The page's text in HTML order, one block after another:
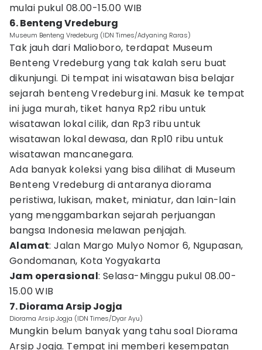
mulai pukul 08.00-15.00 WIB
6. Benteng Vredeburg
Museum Benteng Vredeburg (IDN Times/Adyaning Raras)
Tak jauh dari Malioboro, terdapat Museum
Benteng Vredeburg yang tak kalah seru buat
dikunjungi. Di tempat ini wisatawan bisa belajar
sejarah benteng Vredeburg ini. Masuk ke tempat
ini juga murah, tiket hanya Rp2 ribu untuk
wisatawan lokal cilik, dan Rp3 ribu untuk
wisatawan lokal dewasa, dan Rp10 ribu untuk
wisatawan mancanegara.
Ada banyak koleksi yang bisa dilihat di Museum
Benteng Vredeburg di antaranya diorama
peristiwa, lukisan, maket, miniatur, dan lain-lain
yang menggambarkan sejarah perjuangan
bangsa Indonesia melawan penjajah.
Alamat: Jalan Margo Mulyo Nomor 6, Ngupasan,
Gondomanan, Kota Yogyakarta
Jam operasional: Selasa-Minggu pukul 08.00-
15.00 WIB
7. Diorama Arsip Jogja
Diorama Arsip Jogja (IDN Times/Dyar Ayu)
Mungkin belum banyak yang tahu soal Diorama
Arsip Jogja. Tempat ini memberi kesempatan